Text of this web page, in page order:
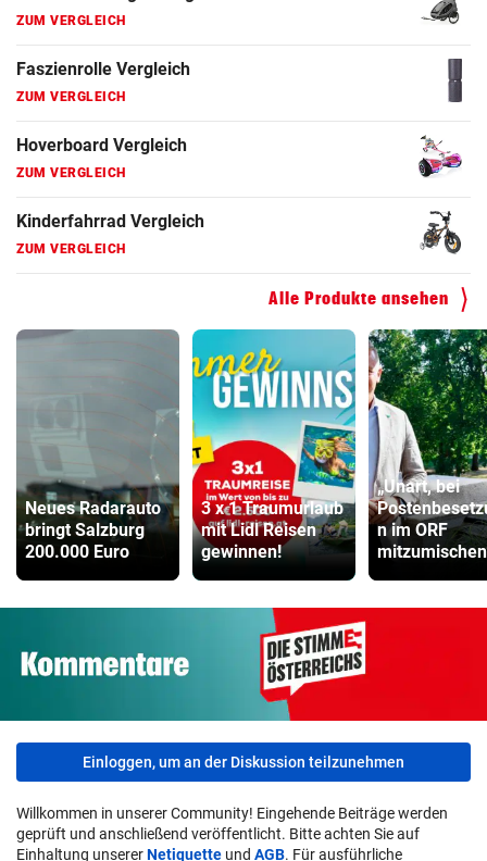
ZUM VERGLEICH
Faszienrolle Vergleich
ZUM VERGLEICH
Hoverboard Vergleich
ZUM VERGLEICH
Kinderfahrrad Vergleich
ZUM VERGLEICH
Alle Produkte ansehen
Neues Radarauto
bringt Salzburg
200.000 Euro
3 x 1 Traumurlaub
mit Lidl Reisen
gewinnen!
„Unart, bei
n im ORF
Einloggen, um an der Diskussion teilzunehmen
Willkommen in unserer Community! Eingehende Beiträge werden
geprüft und anschließend veröffentlicht. Bitte achten Sie auf
Einhaltung unsererNetiquette und AGB. Für ausführliche